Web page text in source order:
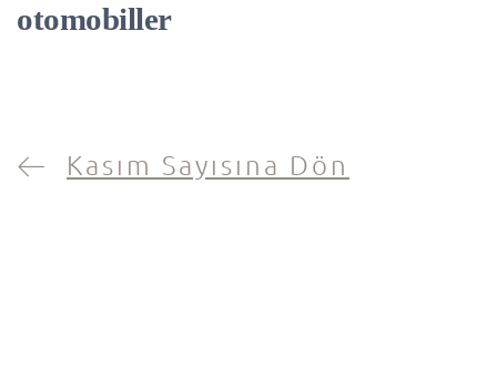
otomobiller
Kasım Sayısına Dön